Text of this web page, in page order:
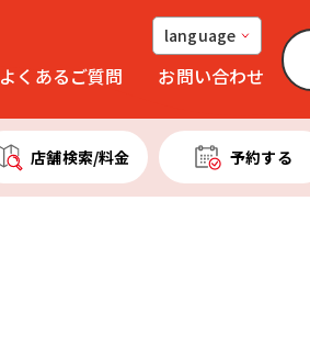
language
よくあるご質問 お問い合わせ
店舗検索/料金 予約する